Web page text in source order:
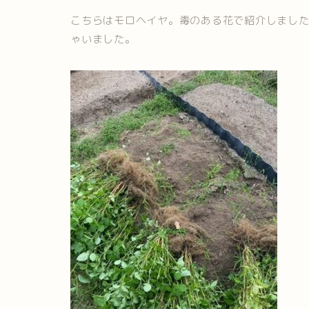
こちらはモロヘイヤ。毒のある花で紹介しまし
ゃいました。